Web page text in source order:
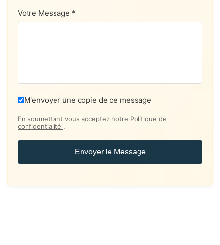
Votre Message *
M'envoyer une copie de ce message
En soumettant vous acceptez notre Politique de
confidentialité .
Envoyer le Message